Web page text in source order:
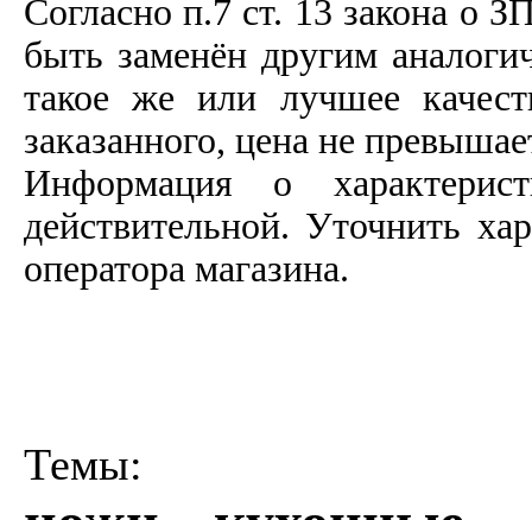
Согласно п.7 ст. 13 закона о
быть заменён другим
такое же или лучшее
заказанного, цена не
Информация о
действительной. Уточнить
оператора магазина.
Темы: